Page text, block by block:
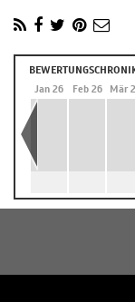
Jan 26 Feb 26 Mär